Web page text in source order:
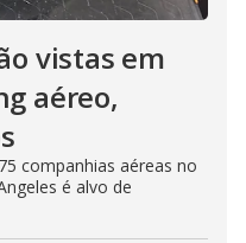
vistas em
aéreo,
companhias aéreas no
é alvo de